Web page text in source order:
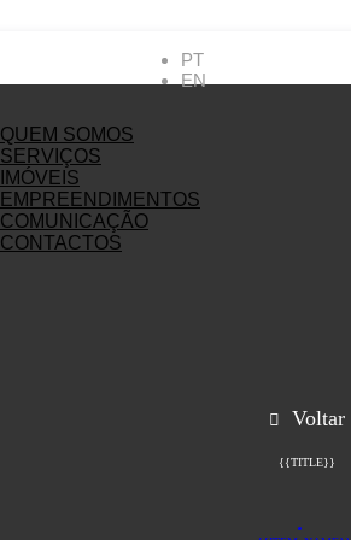
PT
EN
QUEM SOMOS
SERVIÇOS
IMÓVEIS
EMPREENDIMENTOS
COMUNICAÇÃO
CONTACTOS
Voltar
{{TITLE}}